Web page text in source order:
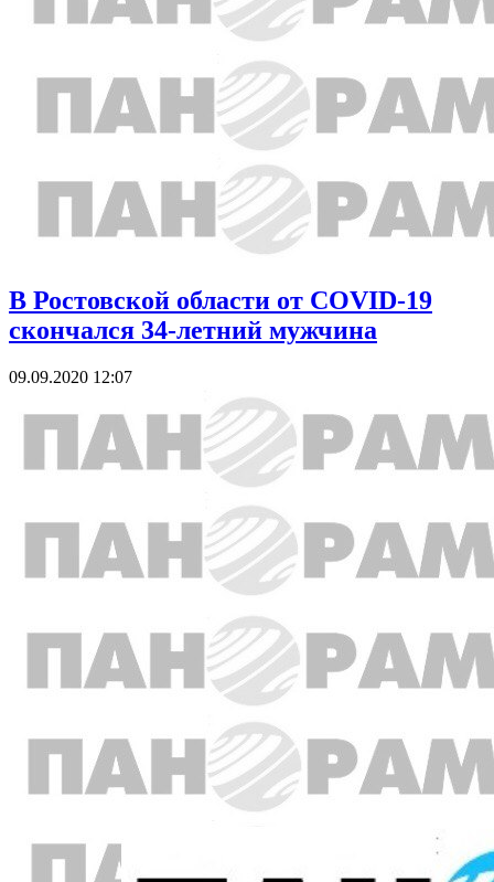
В Ростовской области от COVID-19
скончался 34-летний мужчина
09.09.2020 12:07